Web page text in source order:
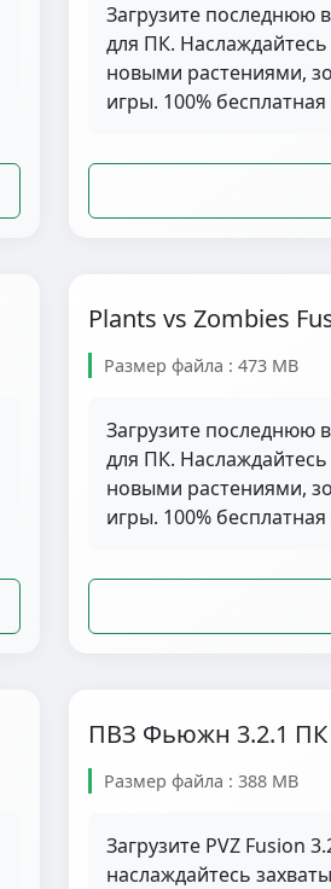
Загрузите последнюю
для ПК.
новыми растениями,
игры. 100% бесплатная
Plants vs Zombies
Размер файла : 473 MB
Загрузите последнюю
для ПК.
новыми растениями,
игры. 100% бесплатная
ПВЗ Фьюжн 3.2.1 ПК
Размер файла : 388 MB
Загрузите PVZ Fusion
наслаждайтесь